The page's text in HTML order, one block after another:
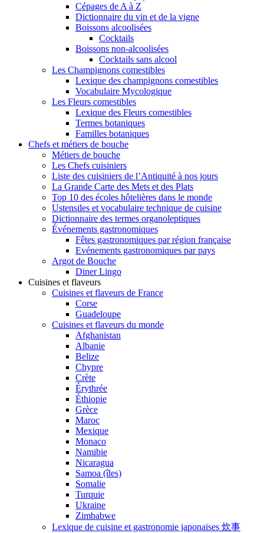
Cépages de A à Z
Dictionnaire du vin et de la vigne
Boissons alcoolisées
Cocktails
Boissons non-alcoolisées
Cocktails sans alcool
Les Champignons comestibles
Lexique des champignons comestibles
Vocabulaire Mycologique
Les Fleurs comestibles
Lexique des Fleurs comestibles
Termes botaniques
Familles botaniques
Chefs et métiers de bouche
Métiers de bouche
Les Chefs cuisiniers
Liste des cuisiniers de l’Antiquité à nos jours
La Grande Carte des Mets et des Plats
Top 10 des écoles hôtelières dans le monde
Ustensiles et vocabulaire technique de cuisine
Dictionnaire des termes organoleptiques
Événements gastronomiques
Fêtes gastronomiques par région française
Evénements gastronomiques par pays
Argot de Bouche
Diner Lingo
Cuisines et flaveurs
Cuisines et flaveurs de France
Corse
Guadeloupe
Cuisines et flaveurs du monde
Afghanistan
Albanie
Belize
Chypre
Crète
Érythrée
Éthiopie
Grèce
Maroc
Mexique
Monaco
Namibie
Nicaragua
Samoa (îles)
Somalie
Turquie
Ukraine
Zimbabwe
Lexique de cuisine et gastronomie japonaises 炊事